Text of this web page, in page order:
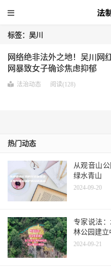
标签：吴川
网络绝非法外之地！吴川网
网暴致女子确诊焦虑抑郁
法治动态 阅读(128)
热门动态
从观音山
绿水青山
2024-09-20
专家说法
林公园建立
2024-09-21